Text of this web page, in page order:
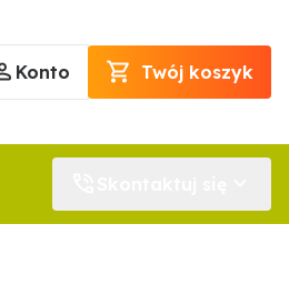
Konto Twój koszyk